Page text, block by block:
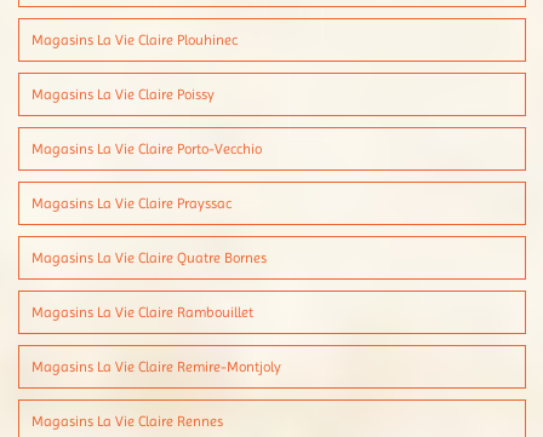
Magasins La Vie Claire Plouhinec
Magasins La Vie Claire Poissy
Magasins La Vie Claire Porto-Vecchio
Magasins La Vie Claire Prayssac
Magasins La Vie Claire Quatre Bornes
Magasins La Vie Claire Rambouillet
Magasins La Vie Claire Remire-Montjoly
Magasins La Vie Claire Rennes